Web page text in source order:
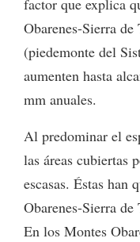
factor que explica
Obarenes-Sierra
(piedemonte del
aumenten hasta
mm anuales.
Al predominar el
las áreas cubiertas
escasas. Éstas han
Obarenes-Sierra
En los Montes